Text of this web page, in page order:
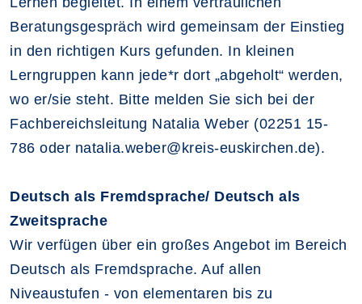
Beratungsgespräch wird gemeinsam der Einstieg
in den richtigen Kurs gefunden. In kleinen
Lerngruppen kann jede*r dort „abgeholt“ werden,
wo er/sie steht. Bitte melden Sie sich bei der
Fachbereichsleitung Natalia Weber (02251 15-
786 oder natalia.weber@kreis-euskirchen.de).
Deutsch als Fremdsprache/ Deutsch als
Zweitsprache
Wir verfügen über ein großes Angebot im Bereich
Deutsch als Fremdsprache. Auf allen
Niveaustufen - von elementaren bis zu